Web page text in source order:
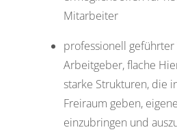
Mitarbeiter
professionell geführter
Arbeitgeber, flache
starke Strukturen, die
Freiraum geben,
einzubringen und